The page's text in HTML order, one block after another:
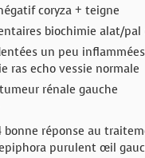
coryza + teigne
biochimie alat/pal
un peu
ras echo vessie normale
tumeur rénale gauche
bonne réponse au
purulent œil